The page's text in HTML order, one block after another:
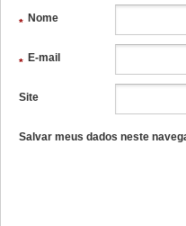
Nome
*
E-mail
*
Site
Salvar meus dados neste